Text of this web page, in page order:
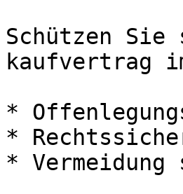
Schützen
kaufvertrag
*
*
*